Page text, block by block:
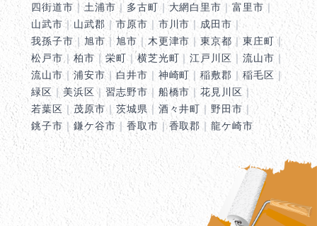
四街道市｜土浦市 ｜ 多古町 ｜大網白里市 ｜富里市 ｜
山武市｜ 山武郡 ｜市原市 ｜ 市川市 ｜ 成田市 ｜
我孫子市｜旭市 ｜旭市 ｜ 木更津市 ｜東京都 ｜東庄町｜
松戸市｜柏市｜ 栄町｜横芝光町 ｜江戸川区 ｜流山市 ｜
流山市｜浦安市｜白井市 ｜ 神崎町 ｜稲敷郡 ｜稲毛区 ｜
緑区｜ 美浜区 ｜ 習志野市｜ 船橋市 ｜花見川区 ｜
若葉区 ｜ 茂原市｜ 茨城県 ｜ 酒々井町 ｜ 野田市 ｜
銚子市 ｜ 鎌ケ谷市｜ 香取市 ｜香取郡 ｜龍ケ崎市